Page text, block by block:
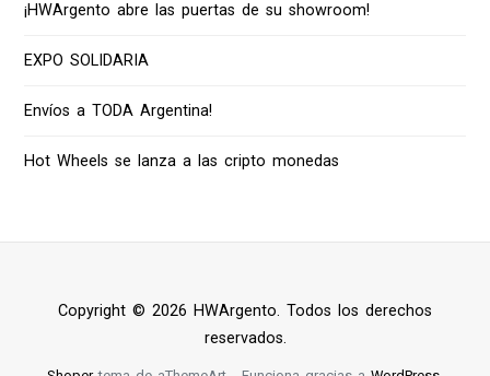
¡HWArgento abre las puertas de su showroom!
EXPO SOLIDARIA
Envíos a TODA Argentina!
Hot Wheels se lanza a las cripto monedas
Copyright © 2026 HWArgento. Todos los derechos
reservados.